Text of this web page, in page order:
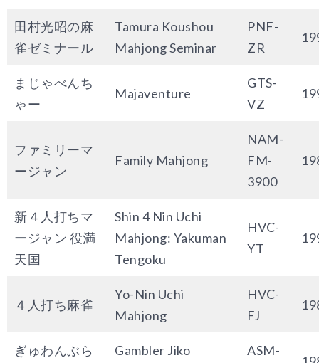
田村光昭の麻
雀ゼミナール
Tamura Koushou
Mahjong Seminar
PNF-
ZR
まじゃべんち
ゃー
Majaventure
GTS-
VZ
ファミリーマ
ージャン
Family Mahjong
NAM-
FM-
3900
新４人打ちマ
ージャン 役満
天国
Shin 4 Nin Uchi
Mahjong: Yakuman
Tengoku
HVC-
YT
４人打ち麻雀
Yo-Nin Uchi
Mahjong
HVC-
FJ
ぎゅわんぶら
Gambler Jiko
ASM-